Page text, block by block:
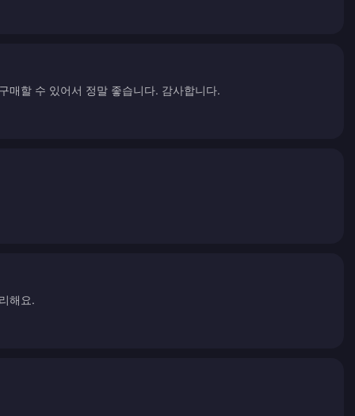
매할 수 있어서 정말 좋습니다. 감사합니다.
해요.